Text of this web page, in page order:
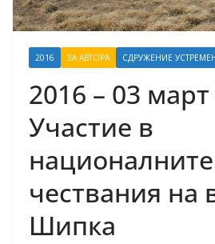
2016 ЗА АВТОРА СДРУЖЕНИЕ
2016 – 03 март
Участие в
националните
чествания на
Шипка